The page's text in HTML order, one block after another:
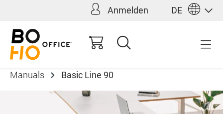
Anmelden DE
Manuals Basic Line 90